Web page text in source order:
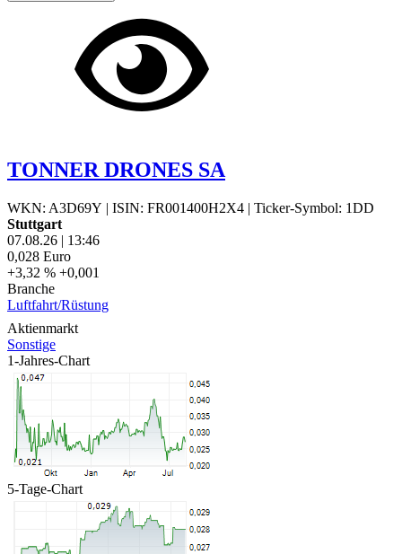
TONNER DRONES SA
WKN: A3D69Y | ISIN: FR001400H2X4 | Ticker-Symbol: 1DD
Stuttgart
07.08.26 | 13:46
0,028 Euro
+3,32 % +0,001
Branche
Luftfahrt/Rüstung
Aktienmarkt
Sonstige
1-Jahres-Chart
5-Tage-Chart